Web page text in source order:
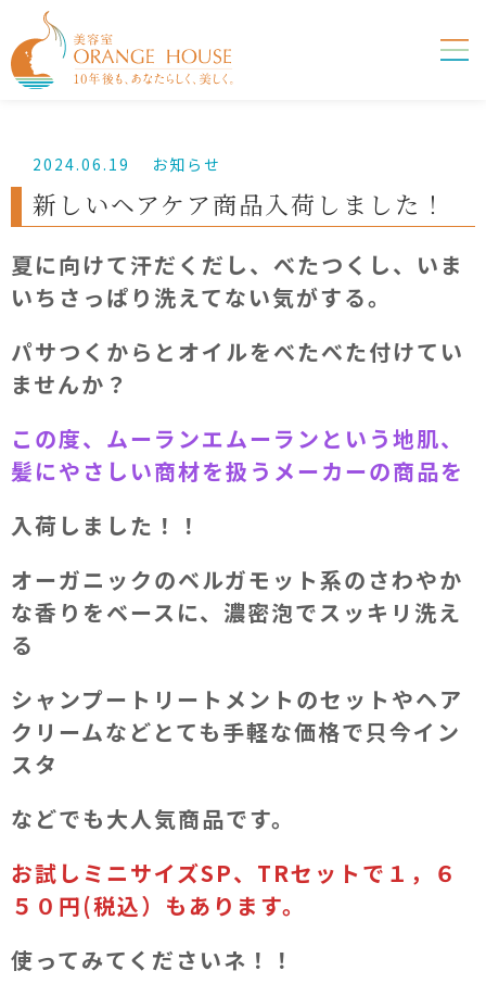
2024.06.19 お知らせ
新しいヘアケア商品入荷しました！
夏に向けて汗だくだし、べたつくし、いま
いちさっぱり洗えてない気がする。
パサつくからとオイルをべたべた付けてい
ませんか？
この度、ムーランエムーランという地肌、
髪にやさしい商材を扱うメーカーの商品を
入荷しました！！
オーガニックのベルガモット系のさわやか
な香りをベースに、濃密泡でスッキリ洗え
る
シャンプートリートメントのセットやヘア
クリームなどとても手軽な価格で只今イン
スタ
などでも大人気商品です。
お試しミニサイズSP、TRセットで１，６
５０円(税込）もあります。
使ってみてくださいネ！！